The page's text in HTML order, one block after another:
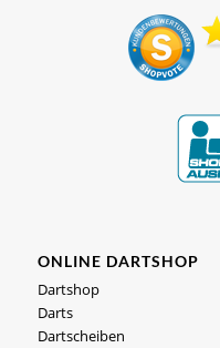
ONLINE DARTSHOP
Dartshop
Darts
Dartscheiben